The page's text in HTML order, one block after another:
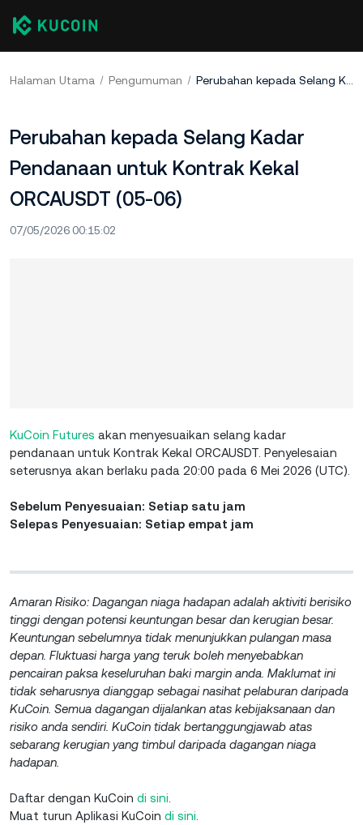
Halaman Utama Pengumuman Perubahan kepada Selang Kadar Pendanaan untuk Kontrak Kekal ORCAUSDT (05-06)
Perubahan kepada Selang Kadar
Pendanaan untuk Kontrak Kekal
ORCAUSDT (05-06)
07/05/2026 00:15:02
KuCoin Futures akan menyesuaikan selang kadar
pendanaan untuk Kontrak Kekal ORCAUSDT. Penyelesaian
seterusnya akan berlaku pada 20:00 pada 6 Mei 2026 (UTC).
Sebelum Penyesuaian: Setiap satu jam
Selepas Penyesuaian: Setiap empat jam
Amaran Risiko: Dagangan niaga hadapan adalah aktiviti berisiko
tinggi dengan potensi keuntungan besar dan kerugian besar.
Keuntungan sebelumnya tidak menunjukkan pulangan masa
depan. Fluktuasi harga yang teruk boleh menyebabkan
pencairan paksa keseluruhan baki margin anda. Maklumat ini
tidak seharusnya dianggap sebagai nasihat pelaburan daripada
KuCoin. Semua dagangan dijalankan atas kebijaksanaan dan
risiko anda sendiri. KuCoin tidak bertanggungjawab atas
sebarang kerugian yang timbul daripada dagangan niaga
hadapan.
Daftar dengan KuCoin di sini
Muat turun Aplikasi KuCoin di sini